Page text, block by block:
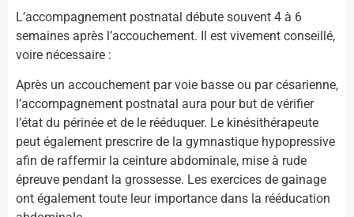
L’accompagnement postnatal débute souvent 4 à 6
semaines après l’accouchement. Il est vivement conseillé,
voire nécessaire :
Après un accouchement par voie basse ou par césarienne,
l’accompagnement postnatal aura pour but de vérifier
l’état du périnée et de le rééduquer. Le kinésithérapeute
peut également prescrire de la gymnastique hypopressive
afin de raffermir la ceinture abdominale, mise à rude
épreuve pendant la grossesse. Les exercices de gainage
ont également toute leur importance dans la rééducation